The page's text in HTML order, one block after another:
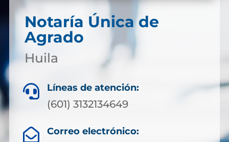
Notaría Única de
Agrado
Huila
 Líneas de atención:
(601) 3132134649
 Correo electrónico: